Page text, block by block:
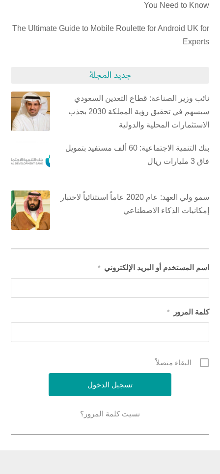
You Need to Know
The Ultimate Guide to Mobile Roulette for Android UK for
Experts
جديد المجلة
نائب وزير الصناعة: قطاع التعدين السعودي
سيسهم في تحقيق رؤية المملكة 2030 بجذب
الاستثمارات المحلية والدولية
بنك التنمية الاجتماعية: 60 ألف مستفيد بتمويل
فاق 3 مليارات ريال
سمو ولي العهد: عام 2020 عاماً استثنائياً لاختبار
إمكانيات الذكاء الاصطناعي
اسم المستخدم أو البريد الإلكتروني *
كلمة المرور *
البقاء متصلاً
نسيت كلمة المرور؟